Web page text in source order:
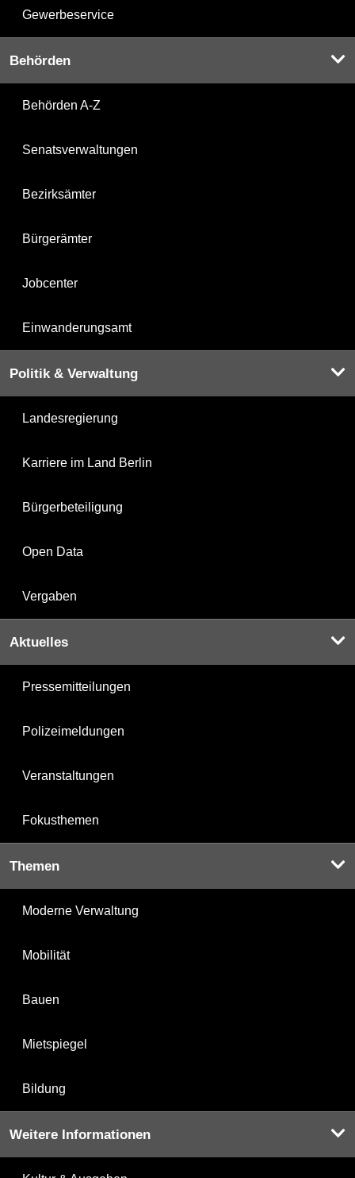
Gewerbeservice
Behörden
Behörden A-Z
Senatsverwaltungen
Bezirksämter
Bürgerämter
Jobcenter
Einwanderungsamt
Politik & Verwaltung
Landesregierung
Karriere im Land Berlin
Bürgerbeteiligung
Open Data
Vergaben
Aktuelles
Pressemitteilungen
Polizeimeldungen
Veranstaltungen
Fokusthemen
Themen
Moderne Verwaltung
Mobilität
Bauen
Mietspiegel
Bildung
Weitere Informationen